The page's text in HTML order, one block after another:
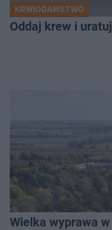
KRWIODAWSTWO
Oddaj krew i
Wielka wyprawa